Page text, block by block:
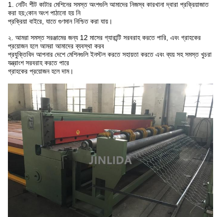
1. নেটিং শীট কাটার মেশিনের সমস্ত অংশগুলি আমাদের নিজস্ব কারখানা দ্বারা প্রক্রিয়াজাত
করা হয়;কোন অংশ পাঠানো হয় নি
প্রক্রিয়া বাইরে, যাতে গুণমান নিশ্চিত করা যায়।
২. আমরা সমস্ত সরঞ্জামের জন্য 12 মাসের গ্যারান্টি সরবরাহ করতে পারি, এবং গ্রাহকের
প্রয়োজন হলে আমরা আমাদের ব্যবস্থা করব
প্রযুক্তিবিদ আপনার দেশে মেশিনগুলি ইনস্টল করতে সহায়তা করতে এবং ব্যয় সহ সমস্ত খুচরা
যন্ত্রাংশ সরবরাহ করতে পারে
গ্রাহকের প্রয়োজন হলে দাম।